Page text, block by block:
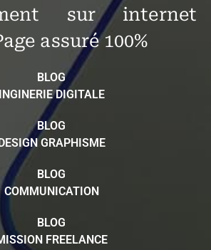
sur internet
assuré 100%
BLOG
INGINERIE DIGITALE
BLOG
DESIGN GRAPHISME
BLOG
COMMUNICATION
BLOG
FREELANCE